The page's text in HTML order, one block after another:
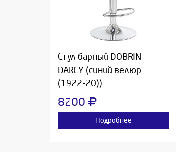
Стул барный DOBRIN
DARCY (синий велюр
(1922-20))
8200
Подробнее